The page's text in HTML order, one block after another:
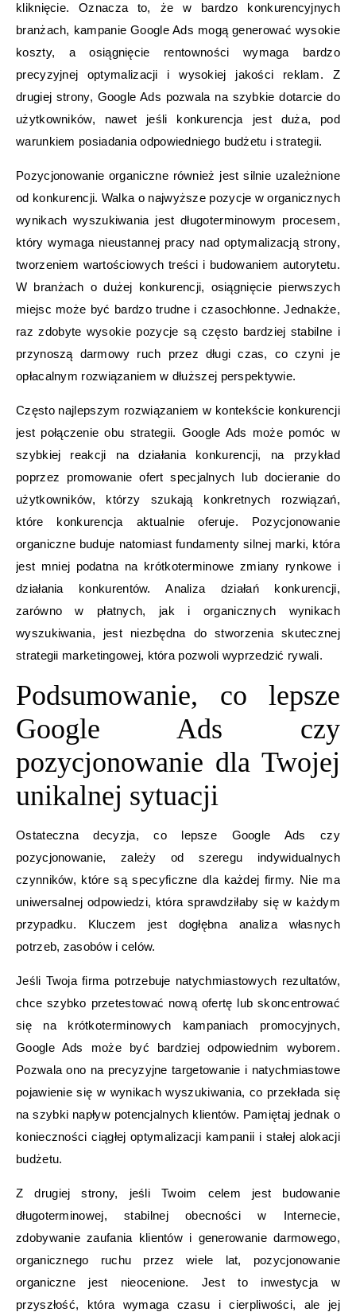
kliknięcie. Oznacza to, że w bardzo konkurencyjnych
branżach, kampanie Google Ads mogą generować wysokie
koszty, a osiągnięcie rentowności wymaga bardzo
precyzyjnej optymalizacji i wysokiej jakości reklam. Z
drugiej strony, Google Ads pozwala na szybkie dotarcie do
użytkowników, nawet jeśli konkurencja jest duża, pod
warunkiem posiadania odpowiedniego budżetu i strategii.
Pozycjonowanie organiczne również jest silnie uzależnione
od konkurencji. Walka o najwyższe pozycje w organicznych
wynikach wyszukiwania jest długoterminowym procesem,
który wymaga nieustannej pracy nad optymalizacją strony,
tworzeniem wartościowych treści i budowaniem autorytetu.
W branżach o dużej konkurencji, osiągnięcie pierwszych
miejsc może być bardzo trudne i czasochłonne. Jednakże,
raz zdobyte wysokie pozycje są często bardziej stabilne i
przynoszą darmowy ruch przez długi czas, co czyni je
opłacalnym rozwiązaniem w dłuższej perspektywie.
Często najlepszym rozwiązaniem w kontekście konkurencji
jest połączenie obu strategii. Google Ads może pomóc w
szybkiej reakcji na działania konkurencji, na przykład
poprzez promowanie ofert specjalnych lub docieranie do
użytkowników, którzy szukają konkretnych rozwiązań,
które konkurencja aktualnie oferuje. Pozycjonowanie
organiczne buduje natomiast fundamenty silnej marki, która
jest mniej podatna na krótkoterminowe zmiany rynkowe i
działania konkurentów. Analiza działań konkurencji,
zarówno w płatnych, jak i organicznych wynikach
wyszukiwania, jest niezbędna do stworzenia skutecznej
strategii marketingowej, która pozwoli wyprzedzić rywali.
Podsumowanie, co lepsze
Google Ads czy
pozycjonowanie dla Twojej
unikalnej sytuacji
Ostateczna decyzja, co lepsze Google Ads czy
pozycjonowanie, zależy od szeregu indywidualnych
czynników, które są specyficzne dla każdej firmy. Nie ma
uniwersalnej odpowiedzi, która sprawdziłaby się w każdym
przypadku. Kluczem jest dogłębna analiza własnych
potrzeb, zasobów i celów.
Jeśli Twoja firma potrzebuje natychmiastowych rezultatów,
chce szybko przetestować nową ofertę lub skoncentrować
się na krótkoterminowych kampaniach promocyjnych,
Google Ads może być bardziej odpowiednim wyborem.
Pozwala ono na precyzyjne targetowanie i natychmiastowe
pojawienie się w wynikach wyszukiwania, co przekłada się
na szybki napływ potencjalnych klientów. Pamiętaj jednak o
konieczności ciągłej optymalizacji kampanii i stałej alokacji
budżetu.
Z drugiej strony, jeśli Twoim celem jest budowanie
długoterminowej, stabilnej obecności w Internecie,
zdobywanie zaufania klientów i generowanie darmowego,
organicznego ruchu przez wiele lat, pozycjonowanie
organiczne jest nieocenione. Jest to inwestycja w
przyszłość, która wymaga czasu i cierpliwości, ale jej